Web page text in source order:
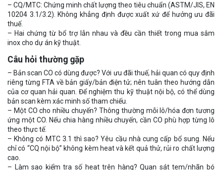
– CQ/MTC: Chứng minh chất lượng theo tiêu chuẩn (ASTM/JIS, EN
10204 3.1/3.2). Không khẳng định được xuất xứ để hưởng ưu đãi
thuế.
– Hai chứng từ bổ trợ lẫn nhau và đều cần thiết trong mua sắm
inox cho dự án kỹ thuật.
Câu hỏi thường gặp
– Bản scan CO có dùng được? Với ưu đãi thuế, hải quan có quy định
riêng từng FTA về bản giấy/bản điện tử; nên tuân theo hướng dẫn
của cơ quan hải quan. Để nghiệm thu kỹ thuật nội bộ, có thể dùng
bản scan kèm xác minh số tham chiếu.
– Một CO cho nhiều chuyến? Thông thường mỗi lô/hóa đơn tương
ứng một CO. Nếu chia hàng nhiều chuyến, cần CO phù hợp từng lô
theo thực tế.
– Không có MTC 3.1 thì sao? Yêu cầu nhà cung cấp bổ sung. Nếu
chỉ có “CQ nội bộ” không kèm heat và kết quả thử, rủi ro chất lượng
cao.
– Làm sao kiểm tra số heat trên hàng? Quan sát tem/nhãn bó